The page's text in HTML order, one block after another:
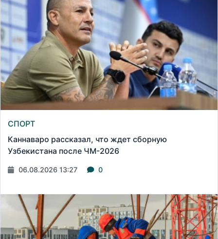
СПОРТ
Каннаваро рассказал, что ждет сборную
Узбекистана после ЧМ-2026
06.08.2026 13:27 0